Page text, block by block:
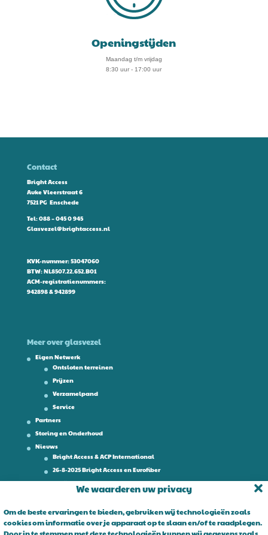
We waarderen uw privacy
Om de beste ervaringen te bieden, gebruiken wij technologieën zoals
cookies om informatie over je apparaat op te slaan en/of te raadplegen.
Openingstijden
Maandag t/m vrijdag
8:30 uur - 17:00 uur
Contact
Bright Access
Auke Vleerstraat 6
7521 PG Enschede
Tel:088 – 045 0 945
Glasvezel@brightaccess.nl
KVK-nummer: 53047060
BTW: NL8507.22.652.B01
ACM-registratienummers:
942898 & 942899
Meer over glasvezel
Eigen Netwerk
Ontsloten terreinen
Prijzen
Verzamelpand
Service
Partners
Storing en Onderhoud
Nieuws
Bright Access & ACP International
26-8-2025 Bright Access en Eurofiber
Werken bij
Over Bright Access